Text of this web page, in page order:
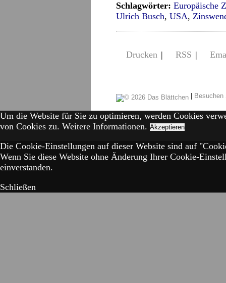
Schlagwörter: Europäische
Ulrich Busch, USA,
Drucken | RSS |
|
Um die Website für Sie zu optimieren, werden Cookies
von Cookies zu. Weitere Informationen. Akzeptieren
Die Cookie-Einstellungen auf dieser Website sind auf
Wenn Sie diese Website ohne Änderung Ihrer Cookie-
einverstanden.
Schließen